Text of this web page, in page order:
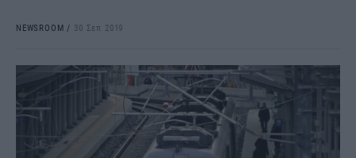
NEWSROOM / 30 Σεπ 2019